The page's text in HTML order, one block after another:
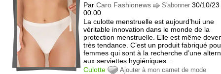
ParCaro Fashionews S'abonner 30/10/23
00:00
La culotte menstruelle est aujourd’hui une
véritable innovation dans le monde de la
protection menstruelle. Elle est même
très tendance. C’est un produit fabriqué
femmes qui sont à la recherche d’une
aux serviettes hygiéniques...
Culotte
Ajouter à mon carnet de mode